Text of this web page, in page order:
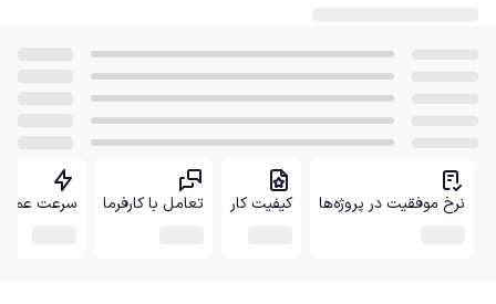
نرخ موفقیت در پروژه‌ها کیفیت کار تعامل با کارفرما سرعت عمل